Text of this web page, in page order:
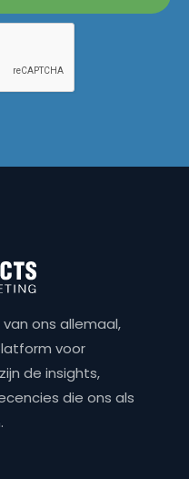
ons allemaal,
voor
de insights,
die ons als